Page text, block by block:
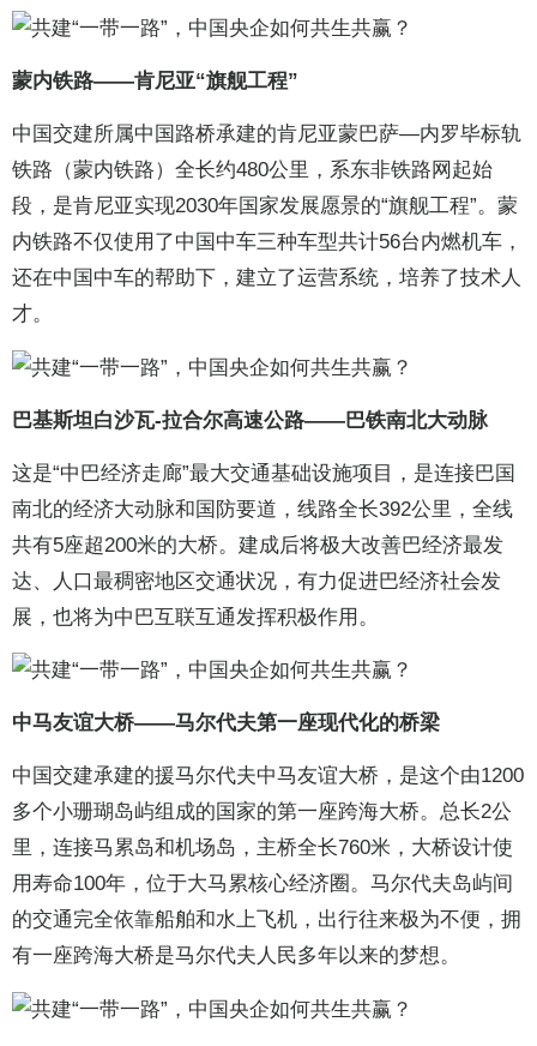
蒙内铁路——肯尼亚“旗舰工程”
中国交建所属中国路桥承建的肯尼亚蒙巴萨—内罗毕标轨
铁路（蒙内铁路）全长约480公里，系东非铁路网起始
段，是肯尼亚实现2030年国家发展愿景的“旗舰工程”。蒙
内铁路不仅使用了中国中车三种车型共计56台内燃机车，
还在中国中车的帮助下，建立了运营系统，培养了技术人
才。
巴基斯坦白沙瓦-拉合尔高速公路——巴铁南北大动脉
这是“中巴经济走廊”最大交通基础设施项目，是连接巴国
南北的经济大动脉和国防要道，线路全长392公里，全线
共有5座超200米的大桥。建成后将极大改善巴经济最发
达、人口最稠密地区交通状况，有力促进巴经济社会发
展，也将为中巴互联互通发挥积极作用。
中马友谊大桥——马尔代夫第一座现代化的桥梁
中国交建承建的援马尔代夫中马友谊大桥，是这个由1200
多个小珊瑚岛屿组成的国家的第一座跨海大桥。总长2公
里，连接马累岛和机场岛，主桥全长760米，大桥设计使
用寿命100年，位于大马累核心经济圈。马尔代夫岛屿间
的交通完全依靠船舶和水上飞机，出行往来极为不便，拥
有一座跨海大桥是马尔代夫人民多年以来的梦想。